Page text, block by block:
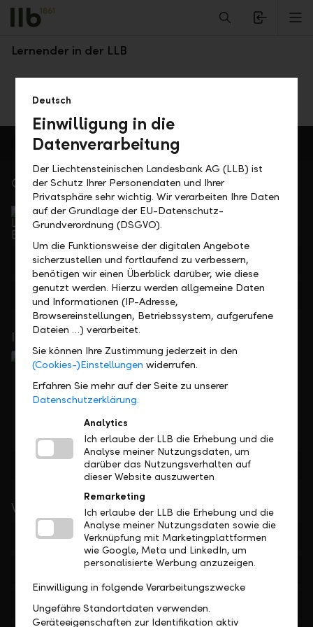
Alerts.Headline
Laurel Kindle
Lernender in der LLB
Gerne für Sie da
Service Direkt
Telefonisch erreichbar von Montag bis Freitag, 08.00
+423 236 88 11
Feedback Anfrage
In Ihrer Nähe
Standorte finden
Wichtige Links
Private
Firmen
Institutionelle
Deutsch
Einwilligung in die
Datenverarbeitung
Der Liechtensteinischen Landesbank AG (LLB) ist
der Schutz Ihrer Personendaten und Ihrer
Privatsphäre sehr wichtig. Wir verarbeiten Ihre Daten
auf der Grundlage der EU-Datenschutz-
Grundverordnung (DSGVO).
Um die Funktionsweise der digitalen Angebote
sicherzustellen und fortlaufend zu verbessern,
benötigen wir einen Überblick darüber, wie diese
genutzt werden. Hierzu werden allgemeine Daten
und Informationen (IP-Adresse,
Browsereinstellungen, Betriebssystem, aufgerufene
Dateien …) verarbeitet.
Sie können Ihre Zustimmung jederzeit in den
(Cookies-)Einstellungen widerrufen.
Erfahren Sie mehr auf der Seite zu unserer
Datenschutzerklärung.
Analytics
Ich erlaube der LLB die Erhebung und die
Analyse meiner Nutzungsdaten, um
darüber das Nutzungsverhalten auf
dieser Website auszuwerten
Remarketing
Ich erlaube der LLB die Erhebung und die
Analyse meiner Nutzungsdaten sowie die
Verknüpfung mit Marketingplattformen
wie Google, Meta und LinkedIn, um
personalisierte Werbung anzuzeigen.
Einwilligung in folgende Verarbeitungszwecke
Ungefähre Standortdaten verwenden.
Geräteeigenschaften zur Identifikation aktiv